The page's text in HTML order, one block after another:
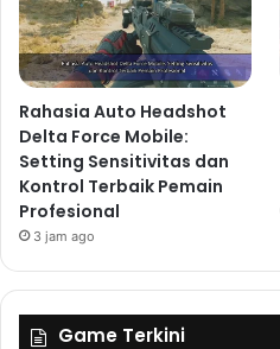
Rahasia Auto Headshot
Delta Force Mobile:
Setting Sensitivitas dan
Kontrol Terbaik Pemain
Profesional
3 jam ago
Game Terkini